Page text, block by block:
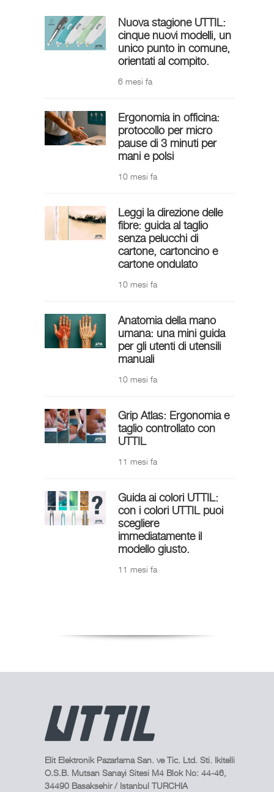
Nuova stagione UTTIL:
cinque nuovi modelli, un
unico punto in comune,
orientati al compito.
6 mesi fa
Ergonomia in officina:
protocollo per micro
pause di 3 minuti per
mani e polsi
10 mesi fa
Leggi la direzione delle
fibre: guida al taglio
senza pelucchi di
cartone, cartoncino e
cartone ondulato
10 mesi fa
Anatomia della mano
umana: una mini guida
per gli utenti di utensili
manuali
10 mesi fa
Grip Atlas: Ergonomia e
taglio controllato con
UTTIL
11 mesi fa
Guida ai colori UTTIL:
con i colori UTTIL puoi
scegliere
immediatamente il
modello giusto.
11 mesi fa
Elit Elektronik Pazarlama San. ve Tic. Ltd. Sti. Ikitelli
O.S.B. Mutsan Sanayi Sitesi M4 Blok No: 44-46,
34490 Basaksehir / Istanbul TURCHIA